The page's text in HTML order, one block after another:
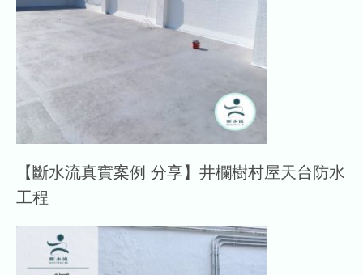
【斷水流真實案例 分享】井欄樹村屋天台防水
工程